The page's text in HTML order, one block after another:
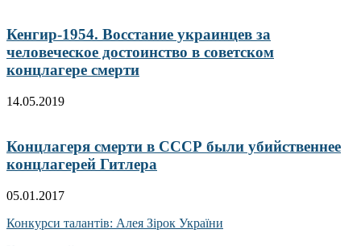
Кенгир-1954. Восстание украинцев за
человеческое достоинство в советском
концлагере смерти
14.05.2019
Концлагеря смерти в СССР были убийственнее
концлагерей Гитлера
05.01.2017
Конкурси талантів: Алея Зірок України